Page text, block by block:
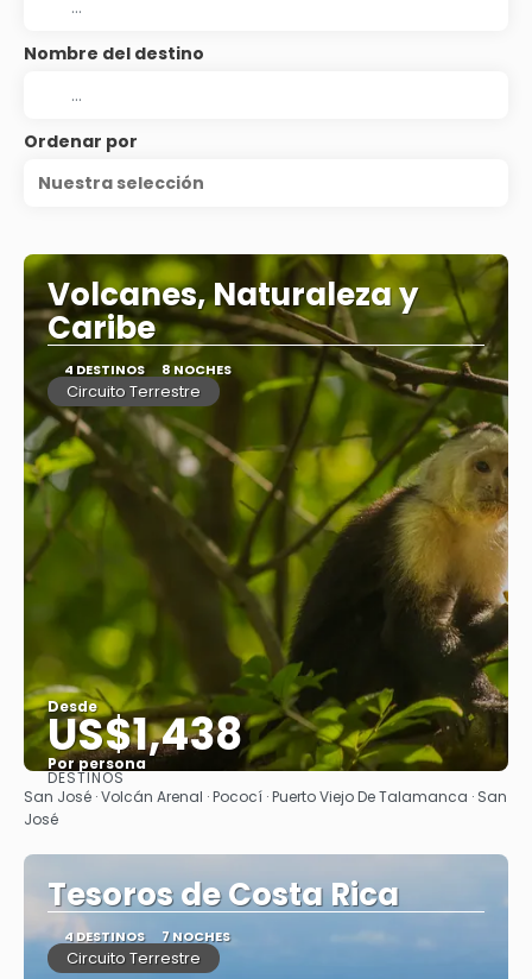
Nombre del destino
Ordenar por
Nuestra selección
Volcanes, Naturaleza y
Caribe
4 DESTINOS 8 NOCHES
Circuito Terrestre
Desde
US$1,438
Por persona
Ver
DESTINOS
San José · Volcán Arenal · Pococí · Puerto Viejo De Talamanca · San
José
Tesoros de Costa Rica
4 DESTINOS 7 NOCHES
Circuito Terrestre